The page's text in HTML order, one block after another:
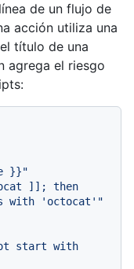
de un flujo de
acción utiliza una
título de una
agrega el riesgo
}}"